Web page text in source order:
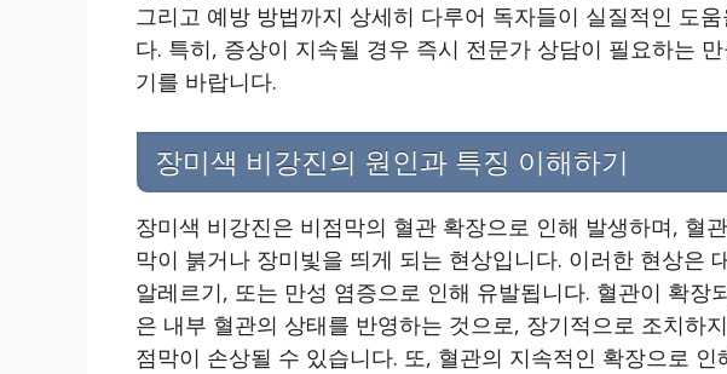
그리고 예방 방법까지 상세히 다루어 독자들이 실질적인 도
다. 특히, 증상이 지속될 경우 즉시 전문가 상담이 필요하는
기를 바랍니다.
장미색 비강진의 원인과 특징 이해하기
장미색 비강진은 비점막의 혈관 확장으로 인해 발생하며, 혈
막이 붉거나 장미빛을 띄게 되는 현상입니다. 이러한 현상은
알레르기, 또는 만성 염증으로 인해 유발됩니다. 혈관이 확장
은 내부 혈관의 상태를 반영하는 것으로, 장기적으로 조치하
점막이 손상될 수 있습니다. 또, 혈관의 지속적인 확장으로